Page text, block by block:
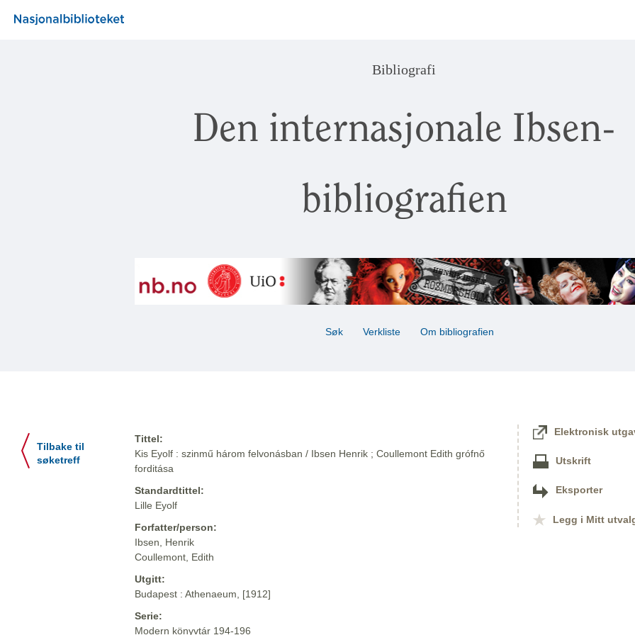
Bibliografi
Den internasjonale Ibsen-
bibliografien
Søk Verkliste Om bibliografien
Tilbake til
søketreff
Tittel:
Kis Eyolf : szinmű három felvonásban / Ibsen Henrik ; Coullemont Edith grófnő
forditása
Standardtittel:
Lille Eyolf
Forfatter/person:
Ibsen, Henrik
Coullemont, Edith
Utgitt:
Budapest : Athenaeum, [1912]
Serie:
Modern könyvtár 194-196
Elektronisk
Utskrift
Eksporter
Legg i Mitt